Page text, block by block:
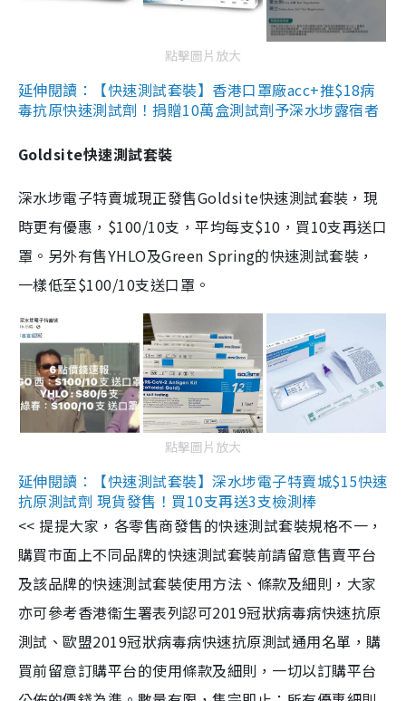
點擊圖片放大
延伸閱讀：【快速測試套裝】香港口罩廠acc+推$18病
毒抗原快速測試劑！捐贈10萬盒測試劑予深水埗露宿者
Goldsite快速測試套裝
深水埗電子特賣城現正發售Goldsite快速測試套裝，現
時更有優惠，$100/10支，平均每支$10，買10支再送口
罩。另外有售YHLO及Green Spring的快速測試套裝，
一樣低至$100/10支送口罩。
點擊圖片放大
延伸閱讀：【快速測試套裝】深水埗電子特賣城$15快速
抗原測試劑 現貨發售！買10支再送3支檢測棒
<< 提提大家，各零售商發售的快速測試套裝規格不一，
購買市面上不同品牌的快速測試套裝前請留意售賣平台
及該品牌的快速測試套裝使用方法、條款及細則，大家
亦可參考香港衞生署表列認可2019冠狀病毒病快速抗原
測試、歐盟2019冠狀病毒病快速抗原測試通用名單，購
買前留意訂購平台的使用條款及細則，一切以訂購平台